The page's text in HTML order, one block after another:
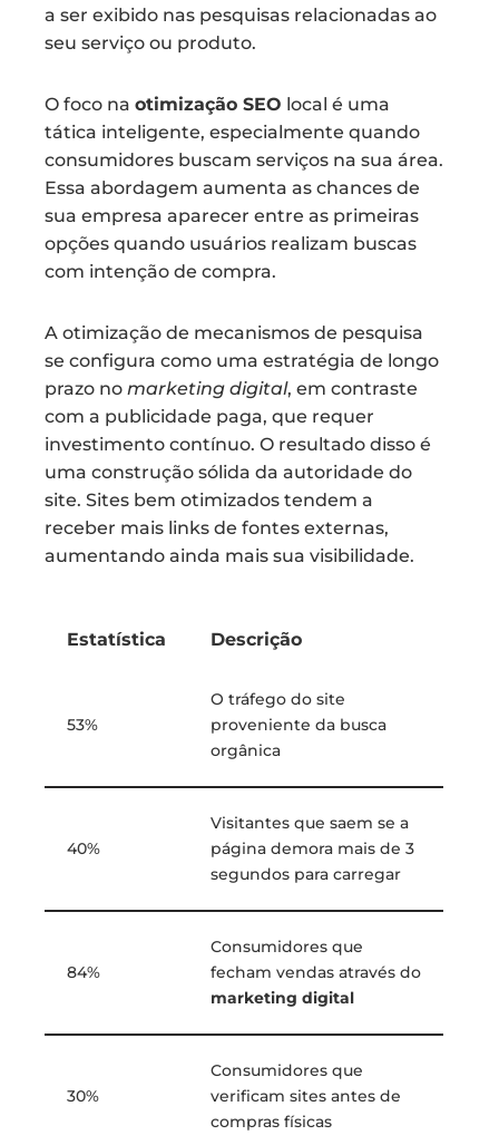
a ser exibido nas pesquisas relacionadas ao
seu serviço ou produto.
O foco na otimização SEO local é uma
tática inteligente, especialmente quando
consumidores buscam serviços na sua área.
Essa abordagem aumenta as chances de
sua empresa aparecer entre as primeiras
opções quando usuários realizam buscas
com intenção de compra.
A otimização de mecanismos de pesquisa
se configura como uma estratégia de longo
prazo no marketing digital, em contraste
com a publicidade paga, que requer
investimento contínuo. O resultado disso é
uma construção sólida da autoridade do
site. Sites bem otimizados tendem a
receber mais links de fontes externas,
aumentando ainda mais sua visibilidade.
Estatística Descrição
53%
O tráfego do site
proveniente da busca
orgânica
40%
Visitantes que saem se a
página demora mais de 3
segundos para carregar
84%
Consumidores que
fecham vendas através do
marketing digital
30%
Consumidores que
verificam sites antes de
compras físicas